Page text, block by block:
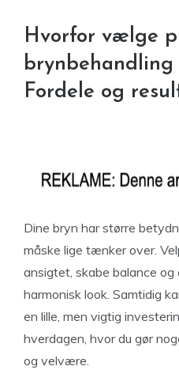
Hvorfor vælge
brynbehandling
Fordele og
Dine bryn har større
måske lige tænker over.
ansigtet, skabe balance
harmonisk look. Samtidig
en lille, men vigtig
hverdagen, hvor du gør
og velvære.